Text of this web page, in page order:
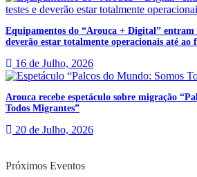
Equipamentos do “Arouca + Digital” entram
deverão estar totalmente operacionais até
16 de Julho, 2026
Arouca recebe espetáculo sobre migração
Todos Migrantes”
20 de Julho, 2026
Próximos Eventos